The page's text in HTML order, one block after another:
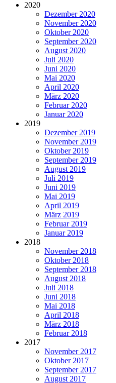
2020
Dezember 2020
November 2020
Oktober 2020
September 2020
August 2020
Juli 2020
Juni 2020
Mai 2020
April 2020
März 2020
Februar 2020
Januar 2020
2019
Dezember 2019
November 2019
Oktober 2019
September 2019
August 2019
Juli 2019
Juni 2019
Mai 2019
April 2019
März 2019
Februar 2019
Januar 2019
2018
November 2018
Oktober 2018
September 2018
August 2018
Juli 2018
Juni 2018
Mai 2018
April 2018
März 2018
Februar 2018
2017
November 2017
Oktober 2017
September 2017
August 2017